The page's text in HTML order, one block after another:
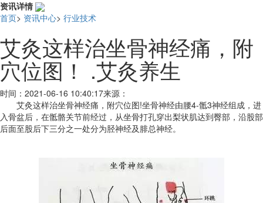
资讯详情
首页> 资讯中心> 行业技术
艾灸这样治坐骨神经痛，附
穴位图！ .艾灸养生
时间： 2021-06-16 10:40:17来源：
艾灸这样治坐骨神经痛，附穴位图!坐骨神经由腰4-骶3神经组成，进
入骨盆后，在骶骼关节前经过，从坐骨打孔穿出梨状肌达到臀部，沿股部
后面至股后下三分之一处分为胫神经及腓总神经。